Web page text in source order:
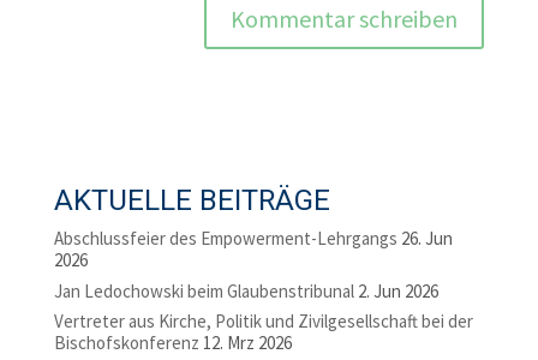
AKTUELLE BEITRÄGE
Abschlussfeier des Empowerment-Lehrgangs 26. Jun
2026
Jan Ledochowski beim Glaubenstribunal 2. Jun 2026
Vertreter aus Kirche, Politik und Zivilgesellschaft bei der
Bischofskonferenz 12. Mrz 2026